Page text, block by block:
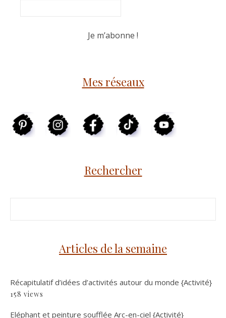
Mes réseaux
Rechercher
Articles de la semaine
Récapitulatif d’idées d’activités autour du monde {Activité}
158 views
Eléphant et peinture soufflée Arc-en-ciel {Activité}